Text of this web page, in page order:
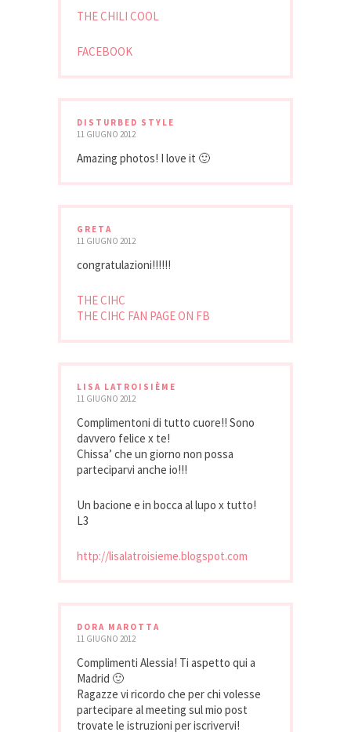
THE CHILI COOL
FACEBOOK
DISTURBED STYLE
11 GIUGNO 2012
Amazing photos! I love it 🙂
GRETA
11 GIUGNO 2012
congratulazioni!!!!!!
THE CIHC
THE CIHC FAN PAGE ON FB
LISA LATROISIÈME
11 GIUGNO 2012
Complimentoni di tutto cuore!! Sono
davvero felice x te!
Chissa’ che un giorno non possa
parteciparvi anche io!!!
Un bacione e in bocca al lupo x tutto!
L3
http://lisalatroisieme.blogspot.com
DORA MAROTTA
11 GIUGNO 2012
Complimenti Alessia! Ti aspetto qui a
Madrid 🙂
Ragazze vi ricordo che per chi volesse
partecipare al meeting sul mio post
trovate le istruzioni per iscrivervi!